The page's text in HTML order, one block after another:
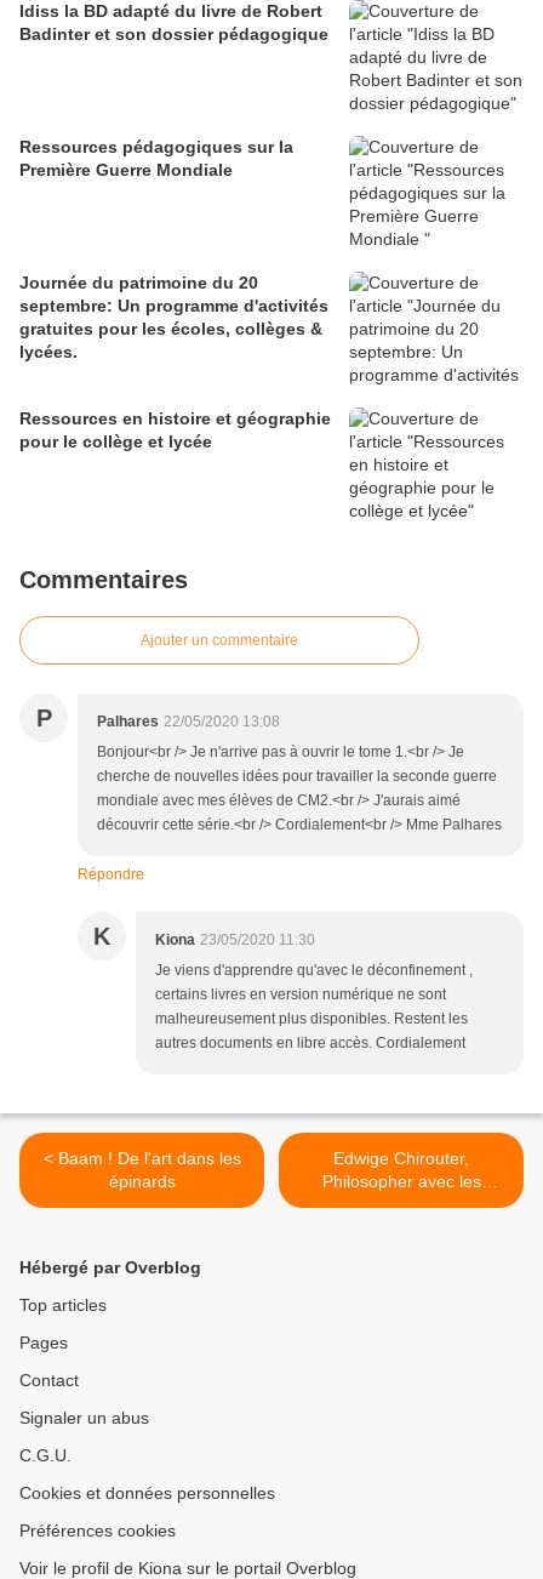
Idiss la BD adapté du livre de Robert
Badinter et son dossier pédagogique
Ressources pédagogiques sur la
Première Guerre Mondiale
Journée du patrimoine du 20
septembre: Un programme d'activités
gratuites pour les écoles, collèges &
lycées.
Ressources en histoire et géographie
pour le collège et lycée
Commentaires
Ajouter un commentaire
P Palhares 22/05/2020 13:08
Bonjour<br /> Je n'arrive pas à ouvrir le tome 1.<br /> Je
cherche de nouvelles idées pour travailler la seconde guerre
mondiale avec mes élèves de CM2.<br /> J'aurais aimé
découvrir cette série.<br /> Cordialement<br /> Mme Palhares
Répondre
K Kiona 23/05/2020 11:30
Je viens d'apprendre qu'avec le déconfinement ,
certains livres en version numérique ne sont
malheureusement plus disponibles. Restent les
autres documents en libre accès. Cordialement
< Baam ! De l'art dans les
épinards
Edwige Chirouter,
Philosopher avec les
enfants grâce à la littérature
Hébergé par Overblog
Top articles
Pages
Contact
Signaler un abus
C.G.U.
Cookies et données personnelles
Préférences cookies
Voir le profil de Kiona sur le portail Overblog